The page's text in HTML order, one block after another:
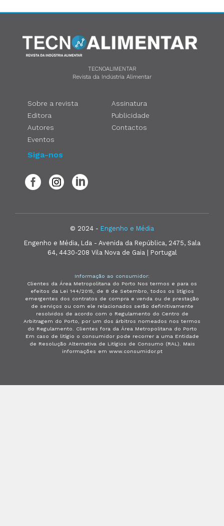
TECNOALIMENTAR
Revista da Indústria Alimentar
Sobre a revista
Editora
Autores
Eventos
Assinatura
Publicidade
Contactos
Siga-nos
© 2024 - Engenho e Média
Engenho e Média, Lda - Avenida da República, 2475, Sala
64, 4430-208 Vila Nova de Gaia | Portugal
Informação ao consumidor:
Clientes da Área Metropolitana do Porto Nos termos e para os
efeitos da Lei 144/2015, de 8 de Setembro, todos os litígios
emergentes dos contratos de compra e venda ou de prestação
de serviços ou com ele relacionados serão definitivamente
resolvidos de acordo com o Regulamento do Centro de
Arbitragem do Porto, por um dos árbitros nomeados nos termos
do Regulamento. Clientes fora da Área Metropolitana do Porto
Em caso de litígio o consumidor pode recorrer a uma Entidade
de Resolução Alternativa de Litígios de Consumo (RAL). Mais
informações em www.consumidor.pt